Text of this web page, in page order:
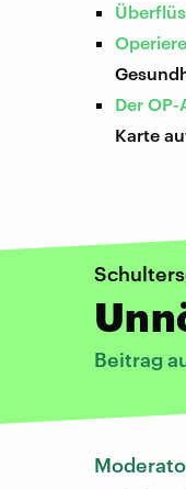
Der
Karte
Beitrag